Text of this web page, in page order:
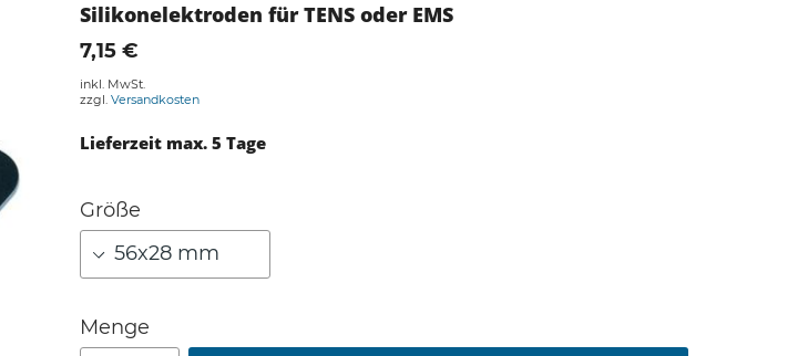
Silikonelektroden für TENS oder EMS
7,15 €
inkl. MwSt.
zzgl. Versandkosten
Lieferzeit max. 5 Tage
Größe
Menge